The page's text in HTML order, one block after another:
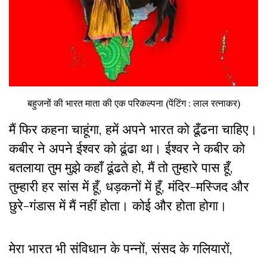
बहुजनों की भारत माता की एक परिकल्पना (पेंटिंग : लाल रत्नाकर)
मैं फिर कहना चाहूंगा, हमें अपने भारत को ढूँढना चाहिए।
कबीर ने अपने ईश्वर को ढूंढा था। ईश्वर ने कबीर को
बतलाया तुम मुझे कहाँ ढूंढते हो, मैं तो तुम्हारे पास हूँ,
तुम्हारी हर सांस में हूँ, धड़कनों में हूँ, मंदिर-मस्जिद और
छुरे-गंडास में मैं नहीं होता। कोई और होता होगा।
मेरा भारत भी संविधान के पन्नों, संसद के गलियारों,